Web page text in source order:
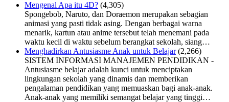
Mengenal Apa itu 4D? (4,305)
Spongebob, Naruto, dan Doraemon merupakan sebagian
animasi yang pasti tidak asing. Dengan berbagai warna
menarik, kartun atau anime tersebut telah menemani pada
waktu kecil di waktu sebelum berangkat sekolah, siang…
Menghadirkan Antusiasme Anak untuk Belajar (2,266)
SISTEM INFORMASI MANAJEMEN PENDIDIKAN -
Antusiasme belajar adalah kunci untuk menciptakan
lingkungan sekolah yang dinamis dan memberikan
pengalaman pendidikan yang memuaskan bagi anak-anak.
Anak-anak yang memiliki semangat belajar yang tinggi…